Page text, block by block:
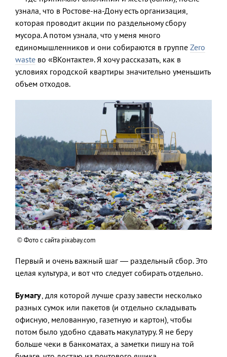
узнала, что в Ростове-на-Дону есть организация,
которая проводит акции по раздельному сбору
мусора. А потом узнала, что у меня много
единомышленников и они собираются в группе Zero
waste во «ВКонтакте». Я хочу рассказать, как в
условиях городской квартиры значительно уменьшить
объем отходов.
© Фото с сайта pixabay.com
Первый и очень важный шаг — раздельный сбор. Это
целая культура, и вот что следует собирать отдельно.
Бумагу, для которой лучше сразу завести несколько
разных сумок или пакетов (и отдельно складывать
офисную, мелованную, газетную и картон), чтобы
потом было удобно сдавать макулатуру. Я не беру
больше чеки в банкоматах, а заметки пишу на той